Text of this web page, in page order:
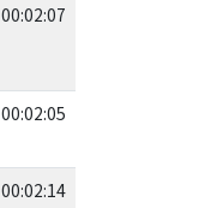
00:02:07
00:02:05
00:02:14